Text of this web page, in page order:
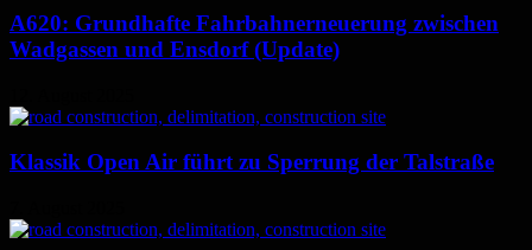
A620: Grundhafte Fahrbahnerneuerung zwischen
Wadgassen und Ensdorf (Update)
Klassik Open Air führt zu Sperrung der Talstraße